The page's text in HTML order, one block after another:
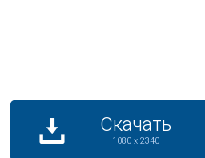
Скачать
1080 x 2340